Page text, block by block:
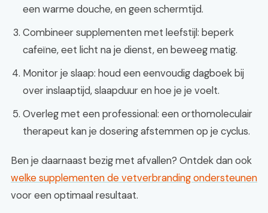
een warme douche, en geen schermtijd.
Combineer supplementen met leefstijl: beperk
cafeïne, eet licht na je dienst, en beweeg matig.
Monitor je slaap: houd een eenvoudig dagboek bij
over inslaaptijd, slaapduur en hoe je je voelt.
Overleg met een professional: een orthomoleculair
therapeut kan je dosering afstemmen op je cyclus.
Ben je daarnaast bezig met afvallen? Ontdek dan ook
welke supplementen de vetverbranding ondersteunen
voor een optimaal resultaat.